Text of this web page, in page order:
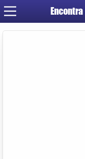
Encontra